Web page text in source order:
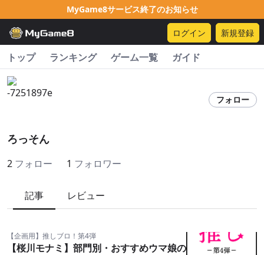
MyGame8サービス終了のお知らせ
ログイン 新規登録
トップ ランキング ゲーム一覧 ガイド
フォロー
ろっそん
2 フォロー 1 フォロワー
記事 レビュー
【企画用】推しブロ！第4弾
【桜川モナミ】部門別・おすすめウマ娘の